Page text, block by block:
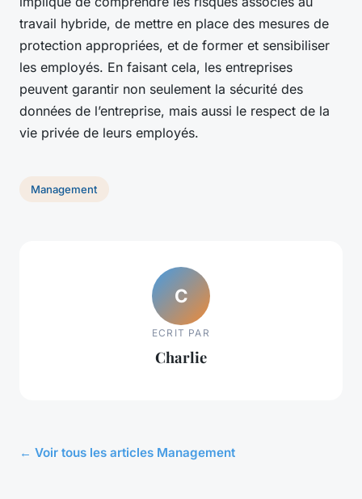
travail hybride, de mettre en place des mesures de
protection appropriées, et de former et sensibiliser
les employés. En faisant cela, les entreprises
peuvent garantir non seulement la sécurité des
données de l’entreprise, mais aussi le respect de la
vie privée de leurs employés.
Management
C
ECRIT PAR
Charlie
← Voir tous les articles Management